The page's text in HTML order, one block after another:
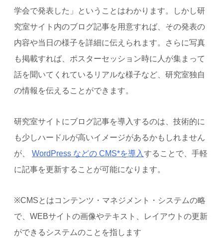
学会で発表した」ということはわかります。しかし研
究室サイト内のブログ記事を用意すれば、その発表の
内容や当日の様子を詳細に伝えられます。さらに写真
も掲載すれば、ポスターセッション時に人が集まって
話を聞いてくれているリアルな様子など、研究室独自
の情報を伝えることができます。
研究室サイトにブログ記事を導入するのは、技術的に
も少しハードルが高いイメージがあるかもしれません
が、 WordPress などの CMS*を導入することで、手軽
に記事を更新することが可能になります。
※CMSとはコンテンツ・マネジメント・システムの略
で、WEBサイトの画像やテキスト、レイアウトの更新
ができるシステムのことを指します